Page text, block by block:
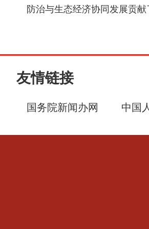
防治与生态经济协同发展贡
友情链接
国务院新闻办网 中国